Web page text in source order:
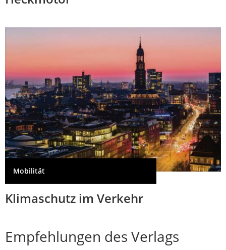
Mobilität
Klimaschutz im Verkehr
Empfehlungen des Verlags